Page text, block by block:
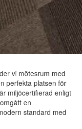
vi mötesrum med
perfekta platsen för
miljöcertifierad enligt
en
standard med